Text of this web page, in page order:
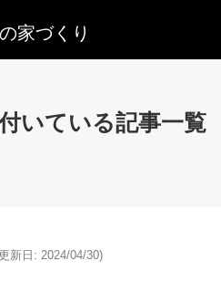
家づくり
いている記事一覧
新日: 2024/04/30)